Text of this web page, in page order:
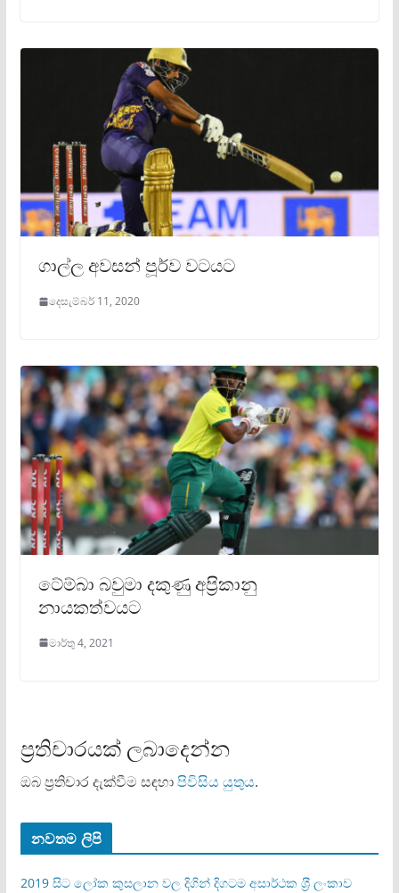
ගාල්ල අවසන් පූර්ව වටයට
දෙසැම්බර් 11, 2020
ටේම්බා බවුමා දකුණු අප‍්‍රිකානු
නායකත්වයට
මාර්තු 4, 2021
ප්‍රතිචාරයක් ලබාදෙන්න
ඔබ ප්‍රතිචාර දැක්වීම සඳහාපිවිසිය යුතුය.
නවතම ලිපි
2019 සිට ලෝක කුසලාන වල දිගින් දිගටම අසාර්ථක ශ‍්‍රී ලංකාව